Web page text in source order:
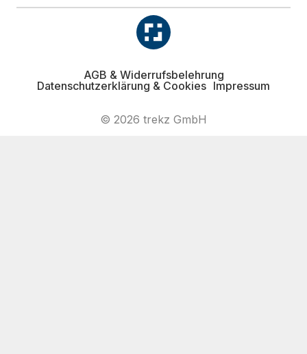
AGB & Widerrufsbelehrung
Datenschutzerklärung & Cookies Impressum
© 2026 trekz GmbH